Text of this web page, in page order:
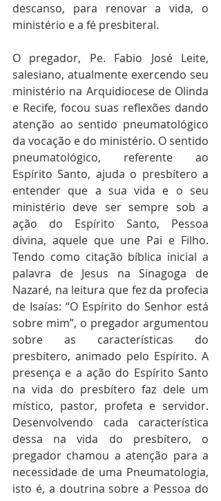
descanso, para renovar a vida, o
ministério e a fé presbiteral.
O pregador, Pe. Fabio José Leite,
salesiano, atualmente exercendo seu
ministério na Arquidiocese de Olinda
e Recife, focou suas reflexões dando
atenção ao sentido pneumatológico
da vocação e do ministério. O sentido
pneumatológico, referente ao
Espírito Santo, ajuda o presbítero a
entender que a sua vida e o seu
ministério deve ser sempre sob a
ação do Espírito Santo, Pessoa
divina, aquele que une Pai e Filho.
Tendo como citação bíblica inicial a
palavra de Jesus na Sinagoga de
Nazaré, na leitura que fez da profecia
de Isaías: “O Espírito do Senhor está
sobre mim”, o pregador argumentou
sobre as características do
presbítero, animado pelo Espírito. A
presença e a ação do Espírito Santo
na vida do presbítero faz dele um
místico, pastor, profeta e servidor.
Desenvolvendo cada característica
dessa na vida do presbítero, o
pregador chamou a atenção para a
necessidade de uma Pneumatologia,
isto é, a doutrina sobre a Pessoa do